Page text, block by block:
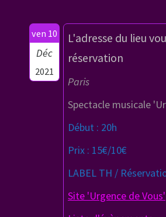
ven 10
Déc
2021
L'adresse du lieu
réservation
Paris
Spectacle musicale
Début : 20h
Prix : 15€/10€
LABEL TH /
Site 'Urgence de Vous'